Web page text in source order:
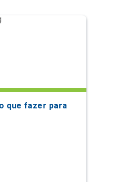
que fazer para